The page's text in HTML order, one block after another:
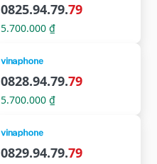
0825.94.79.79
5.700.000 ₫
0828.94.79.79
5.700.000 ₫
0829.94.79.79